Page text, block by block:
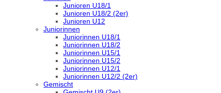
Junioren U18/1
Junioren U18/2 (2er)
Junioren U12
Juniorinnen
Juniorinnen U18/1
Juniorinnen U18/2
Juniorinnen U15/1
Juniorinnen U15/2
Juniorinnen U12/1
Juniorinnen U12/2 (2er)
Gemischt